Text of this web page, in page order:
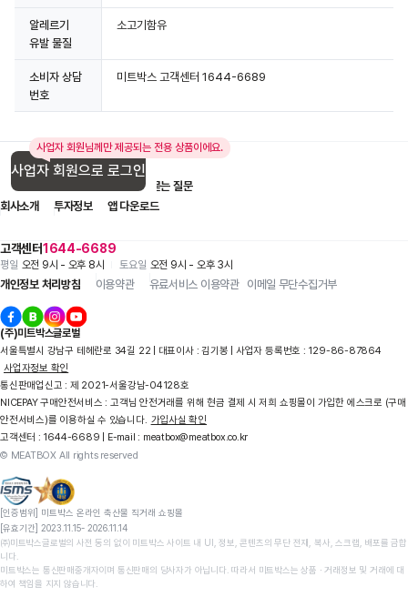
알레르기
유발 물질
소고기함유
소비자 상담
번호
미트박스 고객센터 1644-6689
사업자 회원님께만 제공되는 전용 상품이에요.
사업자 회원으로 로그인
고객센터1644-6689
평일 오전 9시 - 오후 8시 토요일 오전 9시 - 오후 3시
입점 제휴 문의
자주 묻는 질문
회사소개
투자정보 앱 다운로드
개인정보 처리방침 이용약관 유료서비스 이용약관 이메일 무단수집거부
(주)미트박스글로벌
서울특별시 강남구 테헤란로 34길 22 | 대표이사 : 김기봉 | 사업자 등록번호 : 129-86-87864
사업자정보 확인
통신판매업신고 : 제 2021-서울강남-04128호
NICEPAY 구매안전서비스 : 고객님 안전거래를 위해 현금 결제 시 저희 쇼핑몰이 가입한 에스크로 (구매
안전서비스)를 이용하실 수 있습니다. 가입사실 확인
고객센터 : 1644-6689 | E-mail : meatbox@meatbox.co.kr
© MEATBOX All rights reserved
[인증범위] 미트박스 온라인 축산물 직거래 쇼핑몰
[유효기간] 2023.11.15- 2026.11.14
㈜미트박스글로벌의 사전 동의 없이 미트박스 사이트 내 UI, 정보, 콘텐츠의 무단 전재, 복사, 스크랩, 배포를 금합
니다.
미트박스는 통신판매중개자이며 통신판매의 당사자가 아닙니다. 따라서 미트박스는 상품 ∙ 거래정보 및 거래에 대
하여 책임을 지지 않습니다.